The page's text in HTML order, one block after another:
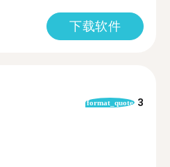
下载软件
format_quote 3